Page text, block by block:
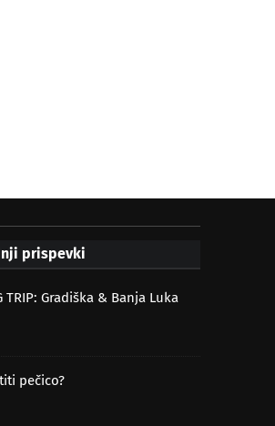
prispevki
TRIP: Gradiška & Banja Luka
pečico?